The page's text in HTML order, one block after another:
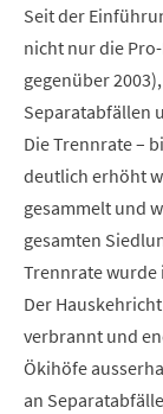
Seit der
nicht nur die
gegenüber
Separatabfällen
Die Trennrate –
deutlich erhöht
gesammelt und
gesamten
Trennrate wurde
Der
verbrannt und
Ökihöfe
an